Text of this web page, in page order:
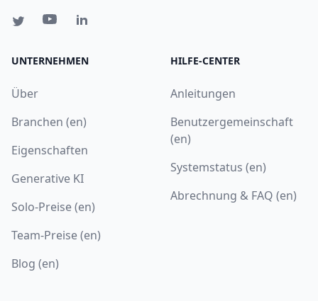
UNTERNEHMEN
Über
Branchen (en)
Eigenschaften
Generative KI
Solo-Preise (en)
Team-Preise (en)
Blog (en)
HILFE-CENTER
Anleitungen
Benutzergemeinschaft
(en)
Systemstatus (en)
Abrechnung & FAQ (en)